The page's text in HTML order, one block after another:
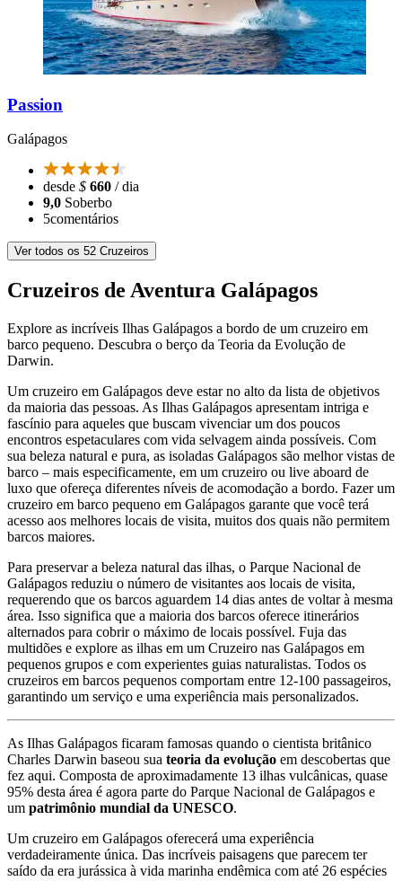
Passion
Galápagos
desde $ 660 / dia
9,0 Soberbo
5comentários
Ver todos os 52 Cruzeiros
Cruzeiros de Aventura Galápagos
Explore as incríveis Ilhas Galápagos a bordo de um cruzeiro em
barco pequeno. Descubra o berço da Teoria da Evolução de
Darwin.
Um cruzeiro em Galápagos deve estar no alto da lista de objetivos
da maioria das pessoas. As Ilhas Galápagos apresentam intriga e
fascínio para aqueles que buscam vivenciar um dos poucos
encontros espetaculares com vida selvagem ainda possíveis. Com
sua beleza natural e pura, as isoladas Galápagos são melhor vistas de
barco – mais especificamente, em um cruzeiro ou live aboard de
luxo que ofereça diferentes níveis de acomodação a bordo. Fazer um
cruzeiro em barco pequeno em Galápagos garante que você terá
acesso aos melhores locais de visita, muitos dos quais não permitem
barcos maiores.
Para preservar a beleza natural das ilhas, o Parque Nacional de
Galápagos reduziu o número de visitantes aos locais de visita,
requerendo que os barcos aguardem 14 dias antes de voltar à mesma
área. Isso significa que a maioria dos barcos oferece itinerários
alternados para cobrir o máximo de locais possível. Fuja das
multidões e explore as ilhas em um Cruzeiro nas Galápagos em
pequenos grupos e com experientes guias naturalistas. Todos os
cruzeiros em barcos pequenos comportam entre 12-100 passageiros,
garantindo um serviço e uma experiência mais personalizados.
As Ilhas Galápagos ficaram famosas quando o cientista britânico
Charles Darwin baseou sua teoria da evolução em descobertas que
fez aqui. Composta de aproximadamente 13 ilhas vulcânicas, quase
95% desta área é agora parte do Parque Nacional de Galápagos e
um patrimônio mundial da UNESCO.
Um cruzeiro em Galápagos oferecerá uma experiência
verdadeiramente única. Das incríveis paisagens que parecem ter
saído da era jurássica à vida marinha endêmica com até 26 espécies